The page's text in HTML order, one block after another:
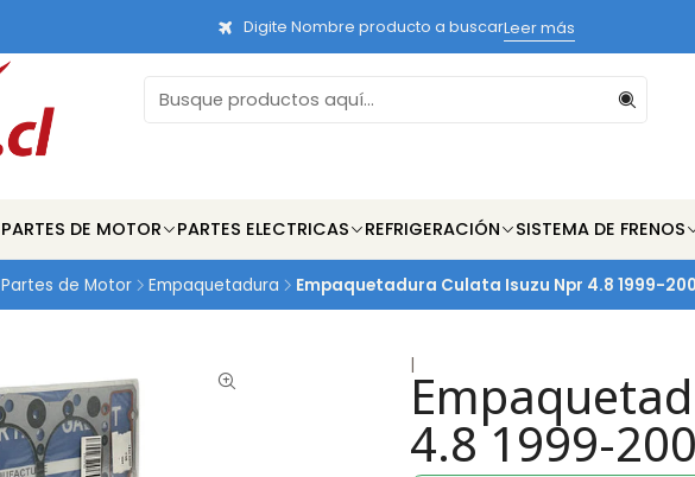
PARTES DE MOTOR PARTES ELECTRICAS REFRIGERACIÓN SISTEMA DE FRENOS
Digite Nombre producto a buscarLeer más
Partes de Motor Empaquetadura Empaquetadura Culata Isuzu Npr 4.8 1999-
|
4.8 1999-